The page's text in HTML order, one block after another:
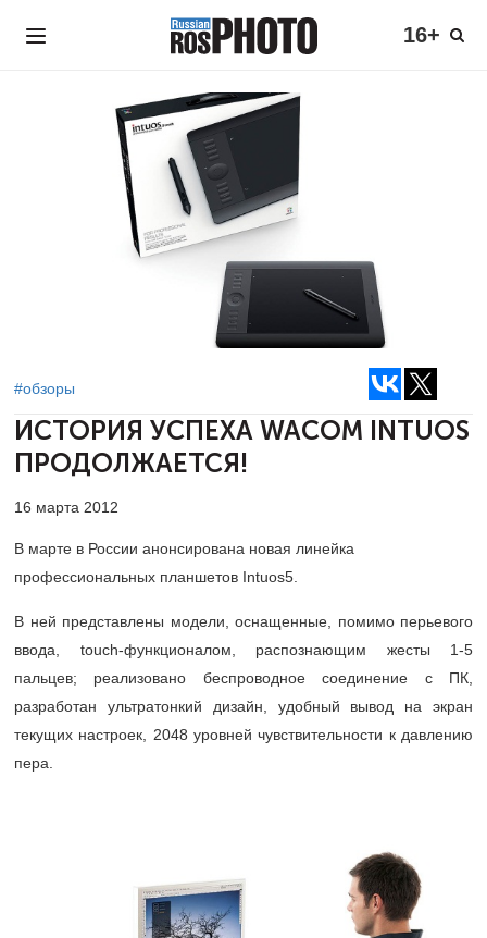
16+
#обзоры
ИСТОРИЯ УСПЕХА WACOM INTUOS
ПРОДОЛЖАЕТСЯ!
16 марта 2012
В марте в России анонсирована новая линейка
профессиональных планшетов Intuos5.
В ней представлены модели, оснащенные, помимо перьевого
ввода, touch-функционалом, распознающим жесты 1-5
пальцев; реализовано беспроводное соединение с ПК,
разработан ультратонкий дизайн, удобный вывод на экран
текущих настроек, 2048 уровней чувствительности к давлению
пера.